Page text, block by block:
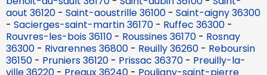
aout 36120 - Saint-aoustrille 36100 - Saint-aigny 36300
- Sacierges-saint-martin 36170 - Ruffec 36300 -
Rouvres-les-bois 36110 - Roussines 36170 - Rosnay
36300 - Rivarennes 36800 - Reuilly 36260 - Reboursin
36150 - Pruniers 36120 - Prissac 36370 - Preuilly-la-
ville 36220 - Preaux 36240 - Pouligny-saint-pierre